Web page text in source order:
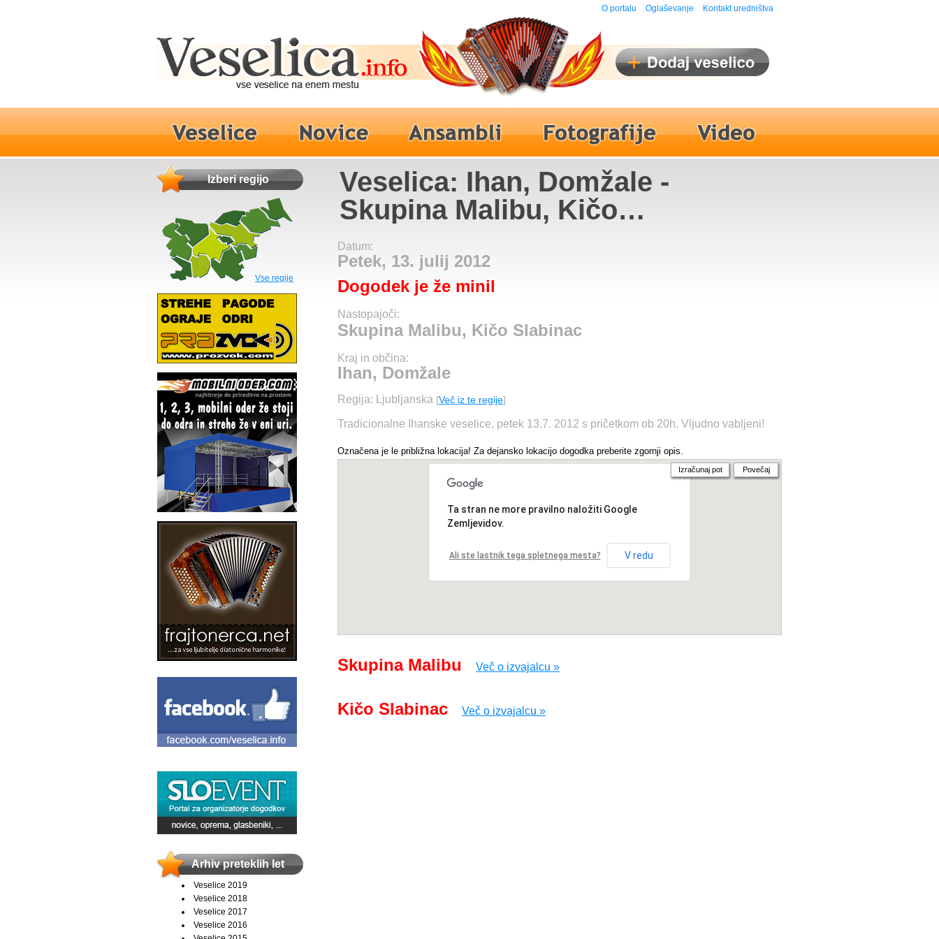
O portalu Oglaševanje Kontakt uredništva
Izberi regijo
Vse regije
Arhiv preteklih let
Veselice 2019
Veselice 2018
Veselice 2017
Veselice 2016
Veselica: Ihan, Domžale -
Skupina Malibu, Kičo
Slabinac
Datum:
Petek, 13. julij 2012
Dogodek je že minil
Nastopajoči:
Skupina Malibu, Kičo Slabinac
Kraj in občina:
Ihan, Domžale
Regija: Ljubljanska [Več iz te regije]
Tradicionalne Ihanske veselice, petek 13.7. 2012 s pričetkom ob 20h. Vljudno vabljeni!
Označena je le približna lokacija! Za dejansko lokacijo dogodka preberite zgornji opis.
Ta stran ne more pravilno naložiti Google
Zemljevidov.
Ali ste lastnik tega spletnega mesta? V redu
Izračunaj pot Povečaj
Skupina Malibu Več o izvajalcu »
Kičo Slabinac Več o izvajalcu »